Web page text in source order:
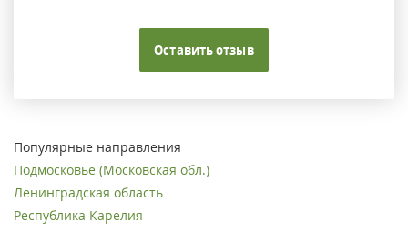
Оставить отзыв
Популярные направления
Подмосковье (Московская обл.)
Ленинградская область
Республика Карелия